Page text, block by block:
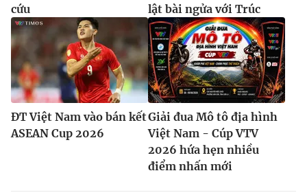
cứu
lật bài ngửa với Trúc
ĐT Việt Nam vào bán kết
ASEAN Cup 2026
Giải đua Mô tô địa hình
Việt Nam - Cúp VTV
2026 hứa hẹn nhiều
điểm nhấn mới